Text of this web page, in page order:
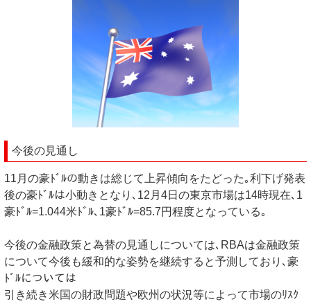
今後の見通し
11月の豪ﾄﾞﾙの動きは総じて上昇傾向をたどった｡利下げ発表
後の豪ﾄﾞﾙは小動きとなり､12月4日の東京市場は14時現在､1
豪ﾄﾞﾙ=1.044米ﾄﾞﾙ､1豪ﾄﾞﾙ=85.7円程度となっている｡
今後の金融政策と為替の見通しについては､RBAは金融政策
について今後も緩和的な姿勢を継続すると予測しており､豪
ﾄﾞﾙについては
引き続き米国の財政問題や欧州の状況等によって市場のﾘｽｸ